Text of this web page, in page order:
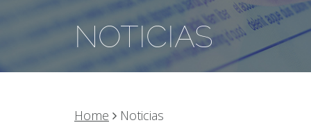
NOTICIAS
Home Noticias